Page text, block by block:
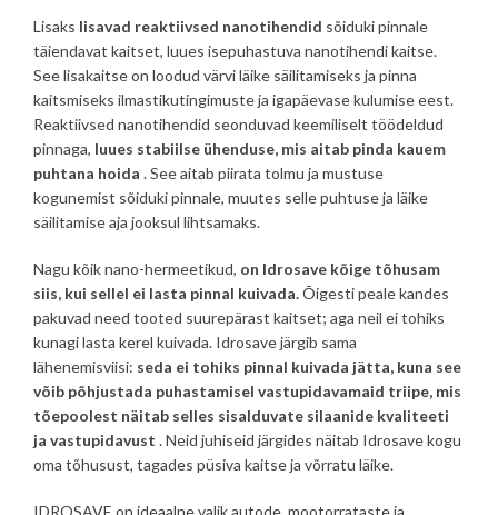
Lisaks lisavad reaktiivsed nanotihendid sõiduki pinnale
täiendavat kaitset, luues isepuhastuva nanotihendi kaitse.
See lisakaitse on loodud värvi läike säilitamiseks ja pinna
kaitsmiseks ilmastikutingimuste ja igapäevase kulumise eest.
Reaktiivsed nanotihendid seonduvad keemiliselt töödeldud
pinnaga, luues stabiilse ühenduse, mis aitab pinda kauem
puhtana hoida . See aitab piirata tolmu ja mustuse
kogunemist sõiduki pinnale, muutes selle puhtuse ja läike
säilitamise aja jooksul lihtsamaks.
Nagu kõik nano-hermeetikud, on Idrosave kõige tõhusam
siis, kui sellel ei lasta pinnal kuivada.Õigesti peale kandes
pakuvad need tooted suurepärast kaitset; aga neil ei tohiks
kunagi lasta kerel kuivada. Idrosave järgib sama
lähenemisviisi: seda ei tohiks pinnal kuivada jätta, kuna see
võib põhjustada puhastamisel vastupidavamaid triipe, mis
tõepoolest näitab selles sisalduvate silaanide kvaliteeti
ja vastupidavust . Neid juhiseid järgides näitab Idrosave kogu
oma tõhusust, tagades püsiva kaitse ja võrratu läike.
IDROSAVE on ideaalne valik autode, mootorrataste ja